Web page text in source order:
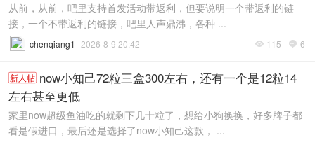
从前，从前，吧里支持首发活动带返利，但要说明一个带返利的链
接，一个不带返利的链接，吧里人声鼎沸，各种 ...
 115  6
chenqiang1 2026-8-9 20:42
新人帖 now小知己72粒三盒300左右，还有一个是12粒14
左右甚至更低
家里now超级鱼油吃的就剩下几十粒了，想给小狗换换，好多牌子都
看是假进口，最后还是选择了now小知己这款， ...